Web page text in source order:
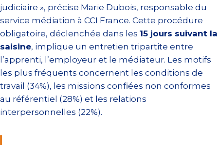
judiciaire », précise Marie Dubois, responsable du
service médiation à CCI France. Cette procédure
obligatoire, déclenchée dans les 15 jours suivant la
saisine, implique un entretien tripartite entre
l’apprenti, l’employeur et le médiateur. Les motifs
les plus fréquents concernent les conditions de
travail (34%), les missions confiées non conformes
au référentiel (28%) et les relations
interpersonnelles (22%).